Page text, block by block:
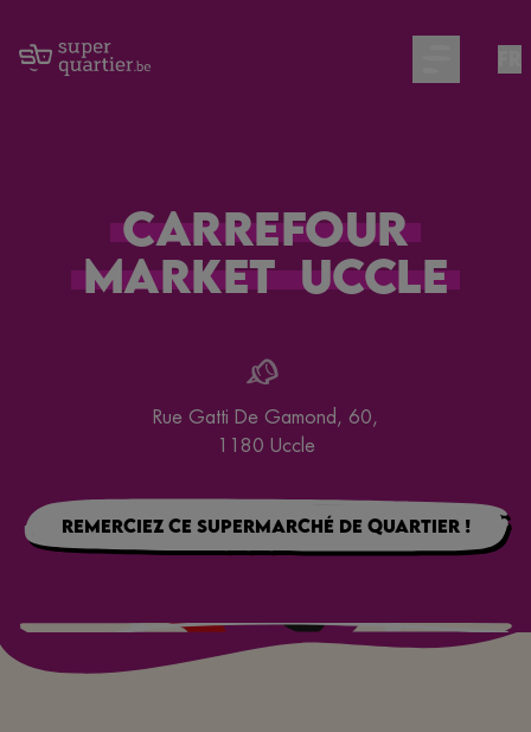
Open main
Carrefour
Market Uccle
Rue Gatti De Gamond, 60,
1180 Uccle
Remerciez ce supermarché de quartier !